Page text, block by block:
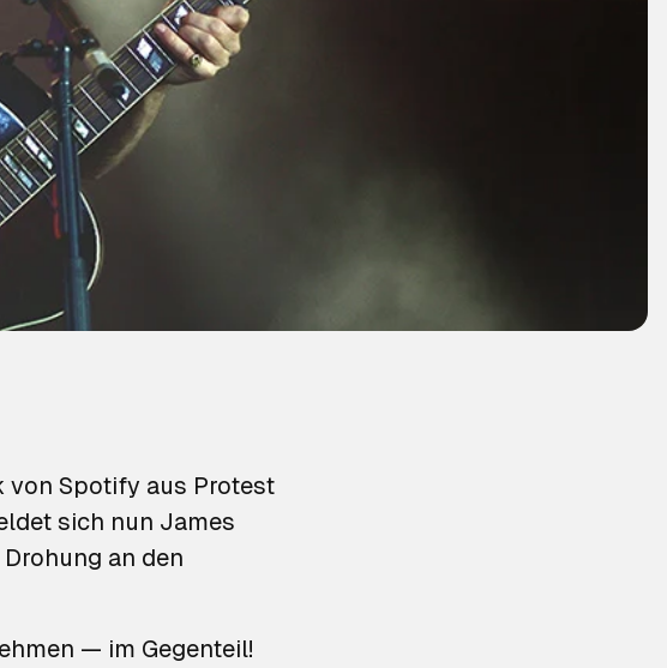
Spotify aus Protest
sich nun James
an den
— im Gegenteil!